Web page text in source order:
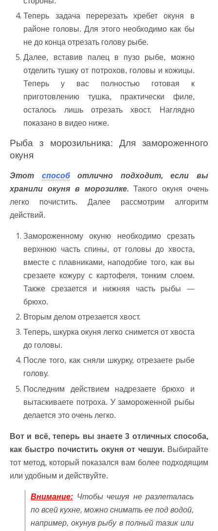
Теперь задача перерезать хребет окуня в
районе головы. Для этого необходимо как бы
не до конца отрезать голову рыбе.
Далее, вставив палец в пузо рыбе, можно
отделить тушку от потрохов, головы и кожицы.
Теперь у вас полностью готовая к
приготовлению тушка, практически филе,
осталось лишь отрезать хвост. Наглядно
показано в видео ниже.
Рыба з морозильника: Для замороженного
окуня
Этот способотлично подходит, если вы
хранили окуня в морозилке. Такого окуня очень
легко почистить. Далее рассмотрим алгоритм
действий.
Замороженному окуню необходимо срезать
верхнюю часть спины, от головы до хвоста,
вместе с плавниками, наподобие того, как вы
срезаете кожуру с картофеля, тонким слоем.
Также срезается и нижняя часть рыбы —
брюхо.
Вторым делом отрезается хвост.
Теперь, шкурка окуня легко снимется от хвоста
до головы.
После того, как сняли шкурку, отрезаете рыбе
голову.
Последним действием надрезаете брюхо и
вытаскиваете потроха. У замороженной рыбы
делается это очень легко.
Вот и всё, теперь вы знаете 3 отличных способа,
как быстро почистить окуня от чешуи. Выбирайте
тот метод, который показался вам более подходящим
или удобным и действуйте.
Внимание: Чтобы чешуя не разлеталась
по всей кухне, можно снимать ее под водой,
например, окунув рыбу в полный тазик или